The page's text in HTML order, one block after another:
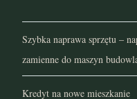
Szybka naprawa sprzętu –
zamienne do maszyn
Kredyt na nowe mieszkanie